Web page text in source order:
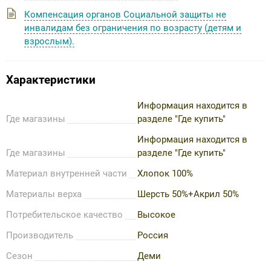
Компенсация органов Социальной защиты не
инвалидам без ограничения по возрасту (детям и
взрослым).
Характеристики
Где магазины
Информация находится в
разделе "Где купить"
Где магазины
Информация находится в
разделе "Где купить"
Материал внутренней части
Хлопок 100%
Материалы верха
Шерсть 50%+Акрил 50%
Потребительское качество
Высокое
Производитель
Россия
Сезон
Деми